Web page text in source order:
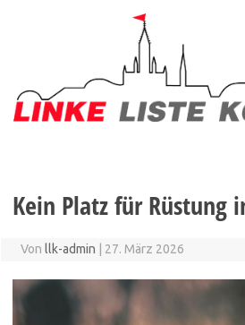
Kein Platz für Rüstung
Von llk-admin 27. März 2026